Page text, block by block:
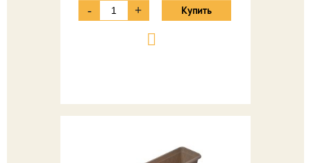
- + Купить